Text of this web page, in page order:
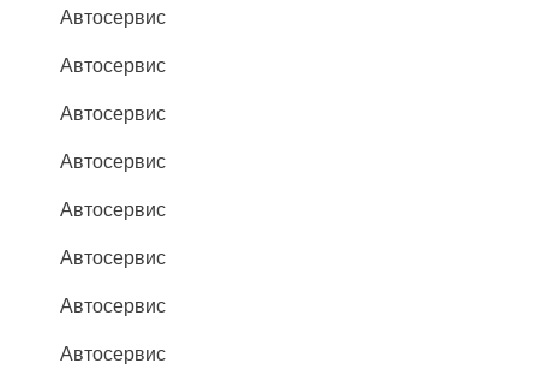
Автосервис
Автосервис
Автосервис
Автосервис
Автосервис
Автосервис
Автосервис
Автосервис